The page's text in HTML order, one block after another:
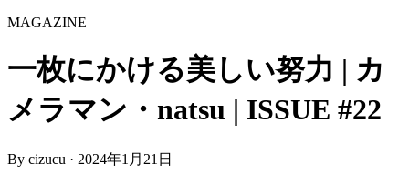
MAGAZINE
一枚にかける美しい努力 | カ
メラマン・natsu | ISSUE #22
By cizucu · 2024年1月21日